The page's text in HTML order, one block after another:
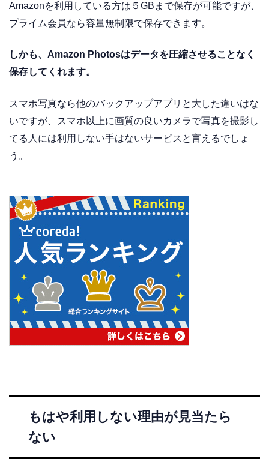
Amazonを利用している方は５GBまで保存が可能ですが、
プライム会員なら容量無制限で保存できます。
しかも、Amazon Photosはデータを圧縮させることなく
保存してくれます。
スマホ写真なら他のバックアップアプリと大した違いはな
いですが、スマホ以上に画質の良いカメラで写真を撮影し
てる人には利用しない手はないサービスと言えるでしょ
う。
もはや利用しない理由が見当たら
ない